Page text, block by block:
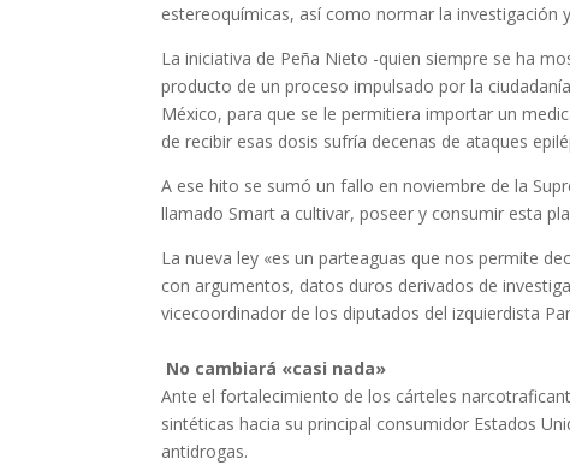
estereoquímicas, así como normar la investigación
La iniciativa de Peña Nieto -quien siempre se ha
producto de un proceso impulsado por la
México, para que se le permitiera importar un
de recibir esas dosis sufría decenas de ataques
A ese hito se sumó un fallo en noviembre de la
llamado Smart a cultivar, poseer y consumir esta
La nueva ley «es un parteaguas que nos permite
con argumentos, datos duros derivados de
vicecoordinador de los diputados del izquierdista
No cambiará «casi nada»
Ante el fortalecimiento de los cárteles
sintéticas hacia su principal consumidor Estados
antidrogas.